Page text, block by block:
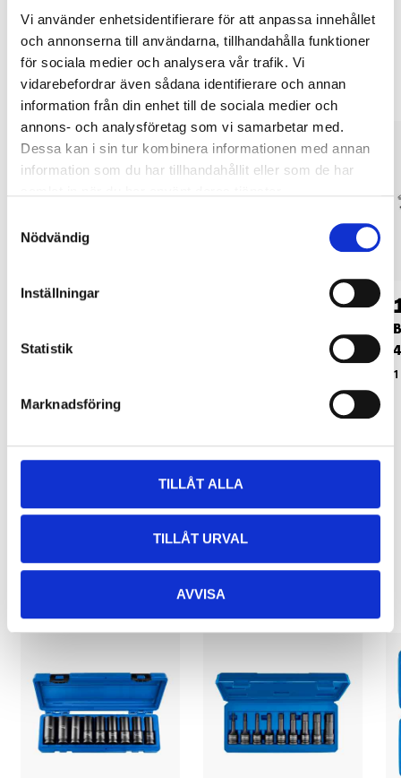
Vi använder enhetsidentifierare för att anpassa innehållet
och annonserna till användarna, tillhandahålla funktioner
för sociala medier och analysera vår trafik. Vi
vidarebefordrar även sådana identifierare och annan
information från din enhet till de sociala medier och
annons- och analysföretag som vi samarbetar med.
Dessa kan i sin tur kombinera informationen med annan
information som du har tillhandahållit eller som de har
Nödvändig
Inställningar
Statistik
Marknadsföring
TILLÅT ALLA
TILLÅT URVAL
AVVISA
Andra kunder köpte också
199:-
mm
Relaterade produkter